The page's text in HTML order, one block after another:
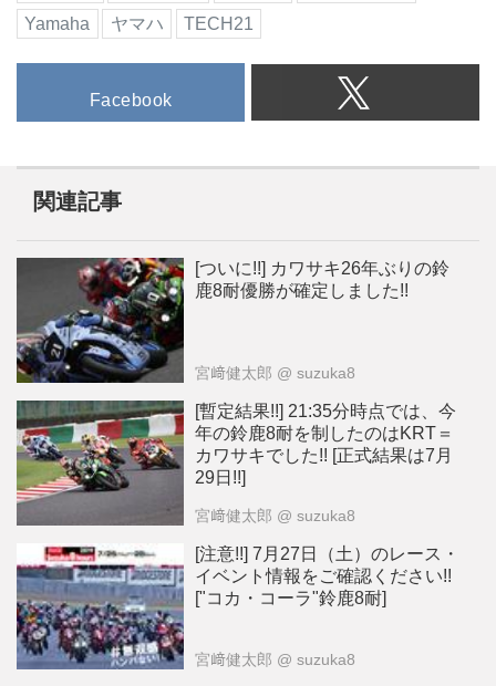
Yamaha
ヤマハ TECH21
Facebook
関連記事
[ついに!!] カワサキ26年ぶりの鈴
鹿8耐優勝が確定しました!!
宮﨑健太郎 @ suzuka8
[暫定結果!!] 21:35分時点では、今
年の鈴鹿8耐を制したのはKRT＝
カワサキでした!! [正式結果は7月
29日!!]
宮﨑健太郎 @ suzuka8
[注意!!] 7月27日（土）のレース・
イベント情報をご確認ください!!
["コカ・コーラ"鈴鹿8耐]
宮﨑健太郎 @ suzuka8